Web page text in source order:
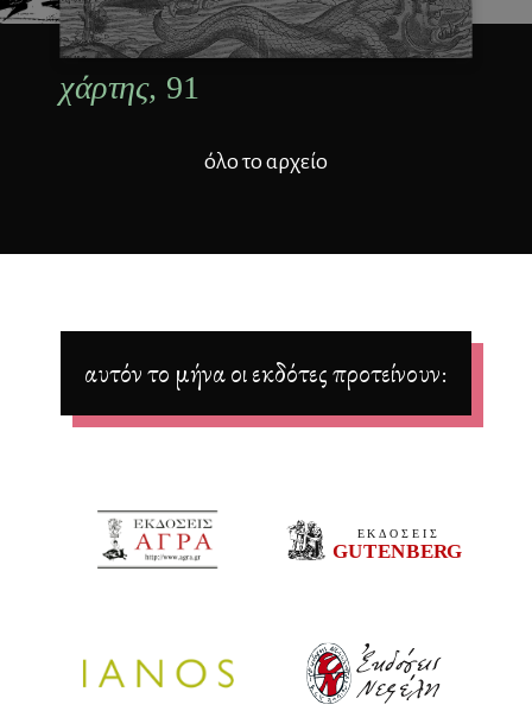
χάρτης, 91
όλο το αρχείο
αυτόν το μήνα οι εκδότες προτείνουν: